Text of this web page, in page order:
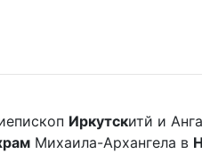
Иркутскитй и
Михаила-Архангела в